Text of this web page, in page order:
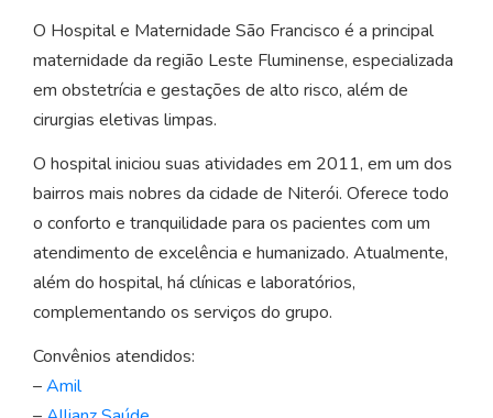
O Hospital e Maternidade São Francisco é a principal
maternidade da região Leste Fluminense, especializada
em obstetrícia e gestações de alto risco, além de
cirurgias eletivas limpas.
O hospital iniciou suas atividades em 2011, em um dos
bairros mais nobres da cidade de Niterói. Oferece todo
o conforto e tranquilidade para os pacientes com um
atendimento de excelência e humanizado. Atualmente,
além do hospital, há clínicas e laboratórios,
complementando os serviços do grupo.
Convênios atendidos:
–Amil